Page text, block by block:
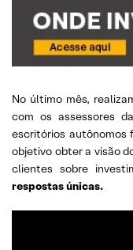
No último mês,
com os assessores
escritórios autônomos
objetivo obter a visão
clientes sobre
respostas únicas.